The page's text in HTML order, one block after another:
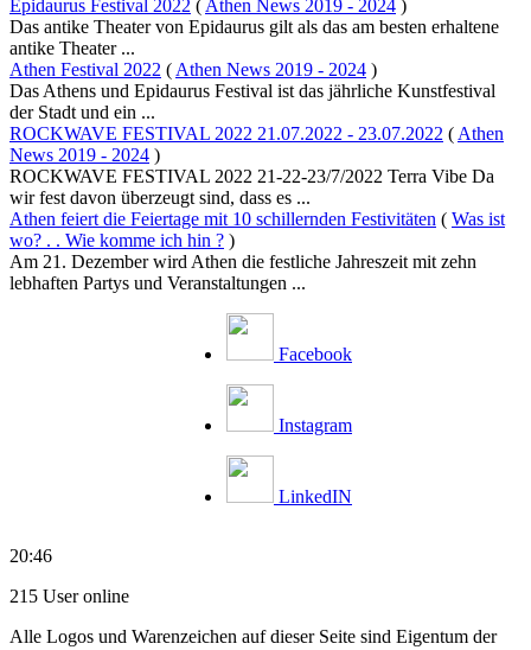
Epidaurus Festival 2022 ( Athen News 2019 - 2024 )
Das antike Theater von Epidaurus gilt als das am besten erhaltene
antike Theater ...
Athen Festival 2022 ( Athen News 2019 - 2024 )
Das Athens und Epidaurus Festival ist das jährliche Kunstfestival
der Stadt und ein ...
ROCKWAVE FESTIVAL 2022 21.07.2022 - 23.07.2022 ( Athen
News 2019 - 2024 )
ROCKWAVE FESTIVAL 2022 21-22-23/7/2022 Terra Vibe Da
wir fest davon überzeugt sind, dass es ...
Athen feiert die Feiertage mit 10 schillernden Festivitäten ( Was ist
wo? . . Wie komme ich hin ? )
Am 21. Dezember wird Athen die festliche Jahreszeit mit zehn
lebhaften Partys und Veranstaltungen ...
Facebook
Instagram
LinkedIN
20:46
215 User online
Alle Logos und Warenzeichen auf dieser Seite sind Eigentum der